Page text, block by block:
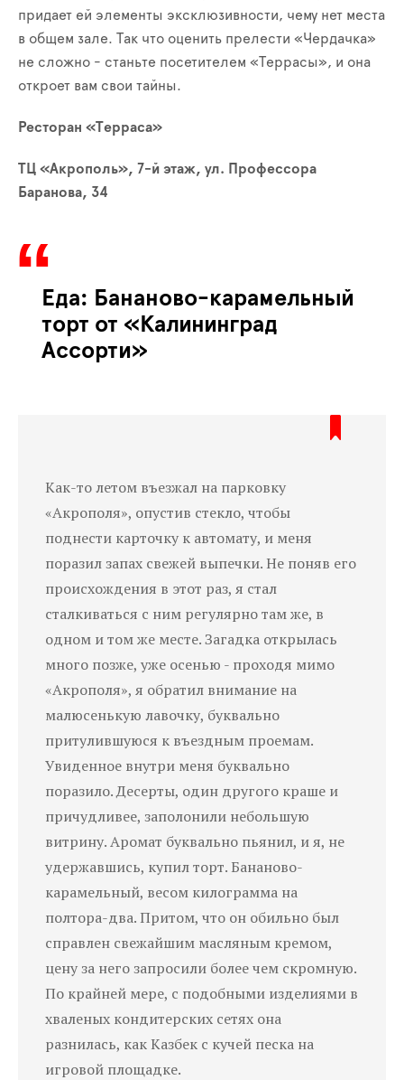
придает ей элементы эксклюзивности, чему нет места
в общем зале. Так что оценить прелести «Чердачка»
не сложно - станьте посетителем «Террасы», и она
откроет вам свои тайны.
Ресторан «Терраса»
ТЦ «Акрополь», 7-й этаж, ул. Профессора
Баранова, 34
Еда: Бананово-карамельный
торт от «Калининград
Ассорти»
Как-то летом въезжал на парковку
«Акрополя», опустив стекло, чтобы
поднести карточку к автомату, и меня
поразил запах свежей выпечки. Не поняв его
происхождения в этот раз, я стал
сталкиваться с ним регулярно там же, в
одном и том же месте. Загадка открылась
много позже, уже осенью - проходя мимо
«Акрополя», я обратил внимание на
малюсенькую лавочку, буквально
притулившуюся к въездным проемам.
Увиденное внутри меня буквально
поразило. Десерты, один другого краше и
причудливее, заполонили небольшую
витрину. Аромат буквально пьянил, и я, не
удержавшись, купил торт. Бананово-
карамельный, весом килограмма на
полтора-два. Притом, что он обильно был
справлен свежайшим масляным кремом,
цену за него запросили более чем скромную.
По крайней мере, с подобными изделиями в
хваленых кондитерских сетях она
разнилась, как Казбек с кучей песка на
игровой площадке.